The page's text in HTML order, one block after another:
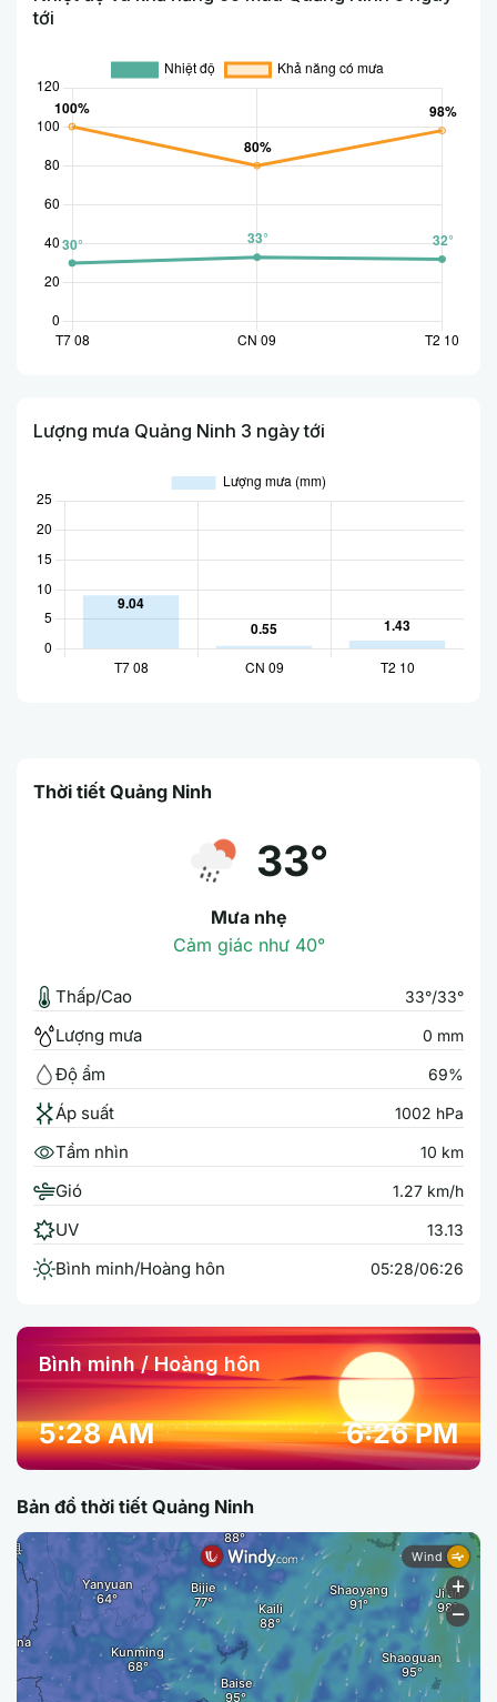
tới
Lượng mưa Quảng Ninh 3 ngày tới
Thời tiết Quảng Ninh
33°
Mưa nhẹ
Cảm giác như 40°
Thấp/Cao 33°/33°
Lượng mưa 0 mm
Độ ẩm 69%
Áp suất 1002 hPa
Tầm nhìn 10 km
Gió 1.27 km/h
UV 13.13
Bình minh/Hoàng hôn 05:28/06:26
Bình minh / Hoàng hôn
5:28 AM 6:26 PM
Bản đồ thời tiết Quảng Ninh